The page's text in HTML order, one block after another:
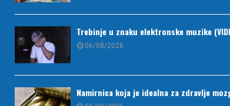
Trebinje u znaku elektronske muzike
06/08/2026
Namirnica koja je idealna za zdravlje